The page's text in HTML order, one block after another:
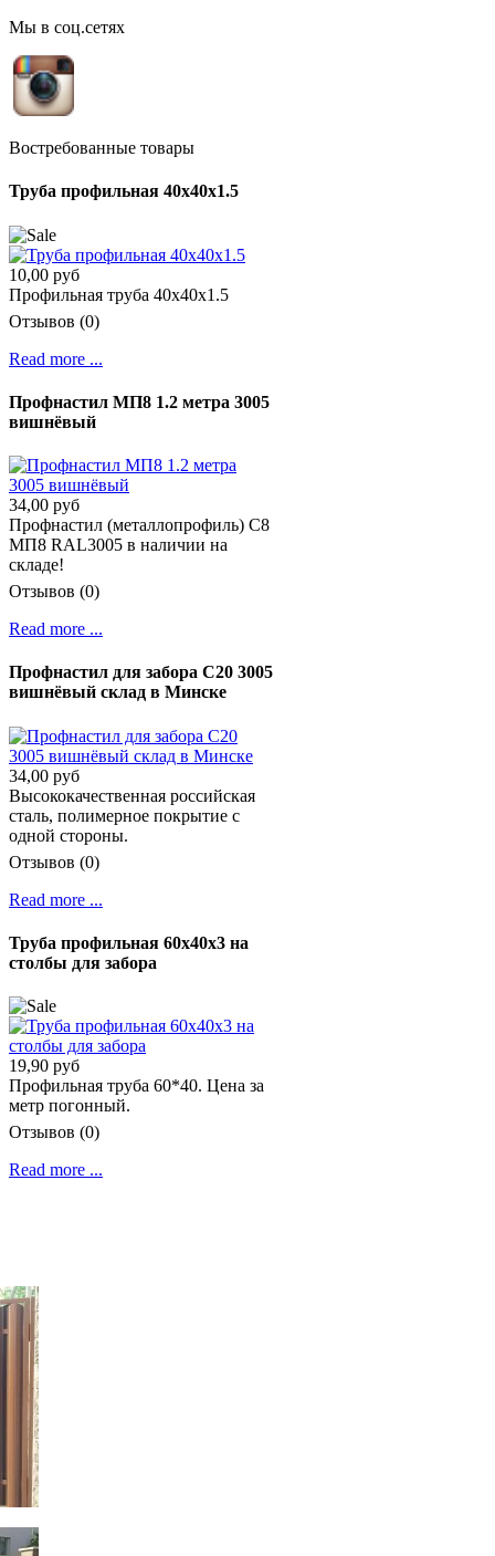
Мы в соц.сетях
Востребованные товары
Труба профильная 40х40х1.5
10,00 руб
Профильная труба 40х40х1.5
Отзывов (0)
Read more ...
Профнастил МП8 1.2 метра 3005
вишнёвый
34,00 руб
Профнастил (металлопрофиль) С8
МП8 RAL3005 в наличии на
складе!
Отзывов (0)
Read more ...
Профнастил для забора С20 3005
вишнёвый склад в Минске
34,00 руб
Высококачественная российская
сталь, полимерное покрытие с
одной стороны.
Отзывов (0)
Read more ...
Труба профильная 60х40х3 на
столбы для забора
19,90 руб
Профильная труба 60*40. Цена за
метр погонный.
Отзывов (0)
Read more ...